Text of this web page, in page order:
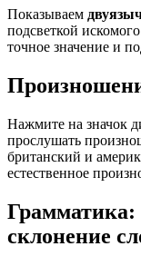
Показываем
подсветкой
точное значение и
Нажмите на значок
прослушать
британский и
естественное
Грамматика:
склонение